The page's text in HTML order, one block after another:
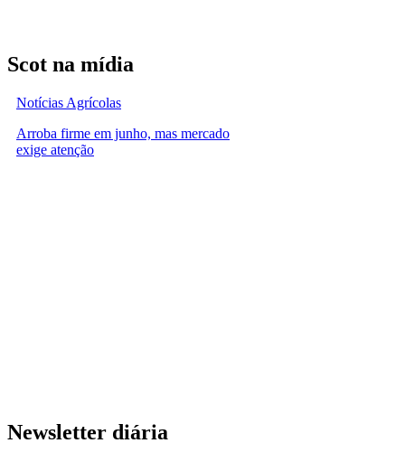
Scot na mídia
Notícias Agrícolas
Arroba firme em junho, mas mercado
exige atenção
Newsletter diária